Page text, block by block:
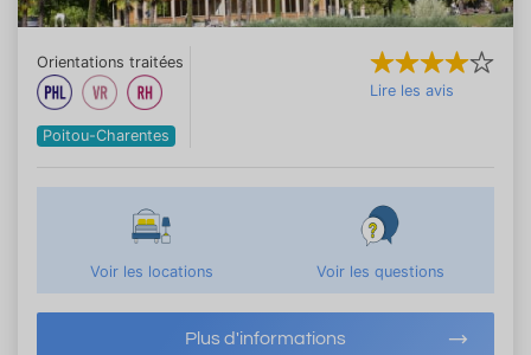
Orientations traitées
Poitou-Charentes
Lire les avis
Voir les locations Voir les questions
Plus d'informations